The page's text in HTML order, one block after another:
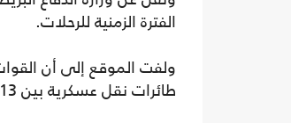
الفترة الزمنية للرحلات.
ولفت الموقع إلى أن
طائرات نقل عسكرية بين 13- 26 تشرين أول/ أكتوبر.